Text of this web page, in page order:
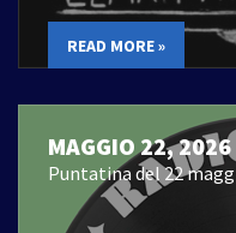
READ MORE »
MAGGIO 22, 2026
Puntatina del 22